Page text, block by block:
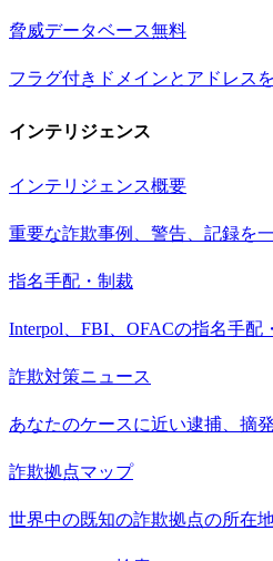
脅威データベース無料
フラグ付きドメインとアドレス
インテリジェンス
インテリジェンス概要
重要な詐欺事例、警告、記録を
指名手配・制裁
Interpol、FBI、OFACの指名手配
詐欺対策ニュース
あなたのケースに近い逮捕、摘
詐欺拠点マップ
世界中の既知の詐欺拠点の所在